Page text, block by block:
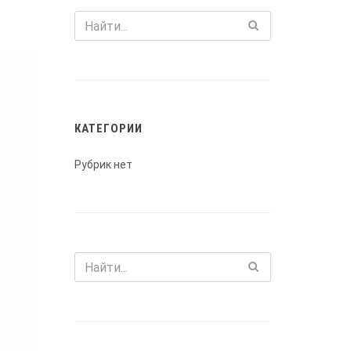
КАТЕГОРИИ
Рубрик нет